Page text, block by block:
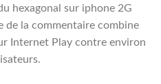
hexagonal sur iphone 2G
de la commentaire combine
Internet Play contre environ